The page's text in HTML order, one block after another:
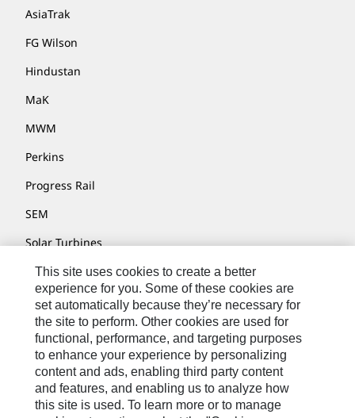
AsiaTrak
FG Wilson
Hindustan
MaK
MWM
Perkins
Progress Rail
SEM
Solar Turbines
SPM Oil & Gas
Turner Powertrain Systems
Kontakt/Imprint
Sitemap
Cookie Settings
This site uses cookies to create a better
experience for you. Some of these cookies are
set automatically because they’re necessary for
the site to perform. Other cookies are used for
functional, performance, and targeting purposes
to enhance your experience by personalizing
content and ads, enabling third party content
and features, and enabling us to analyze how
this site is used. To learn more or to manage